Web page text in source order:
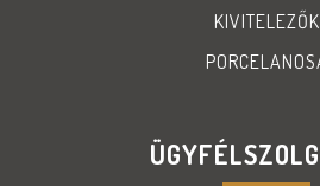
KIVITELEZŐK